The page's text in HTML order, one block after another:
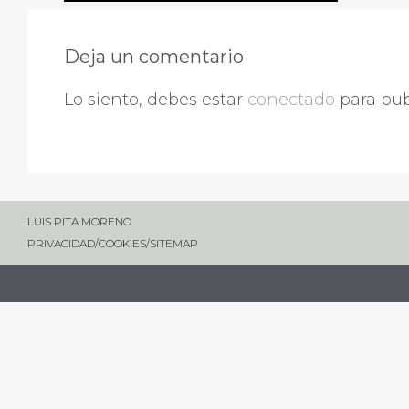
Deja un comentario
Lo siento, debes estar conectado para
LUIS PITA MORENO
PRIVACIDAD/COOKIES/SITEMAP